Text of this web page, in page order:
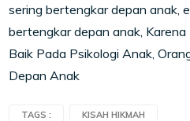
sering bertengkar depan anak,
bertengkar depan anak,
Baik Pada Psikologi Anak,
Depan Anak
TAGS : KISAH HIKMAH